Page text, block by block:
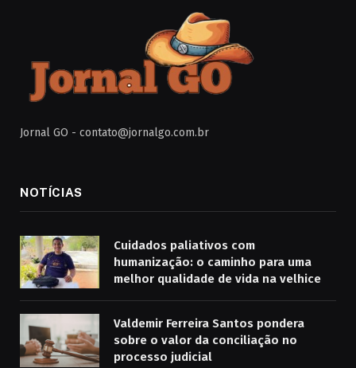
Jornal GO - contato@jornalgo.com.br
NOTÍCIAS
Cuidados paliativos com
humanização: o caminho para uma
melhor qualidade de vida na velhice
Valdemir Ferreira Santos pondera
sobre o valor da conciliação no
processo judicial